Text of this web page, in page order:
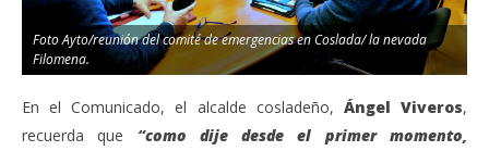
Foto Ayto/reunión del comité de emergencias en Coslada/ la nevada
Filomena.
En el Comunicado, el alcalde cosladeño, Ángel Viveros,
recuerda que “como dije desde el primer momento,